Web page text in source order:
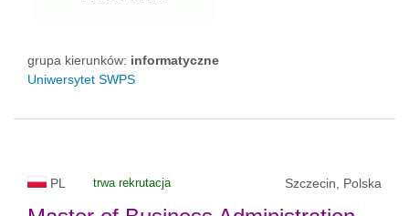
grupa kierunków: informatyczne
Uniwersytet SWPS
PL trwa rekrutacja Szczecin, Polska